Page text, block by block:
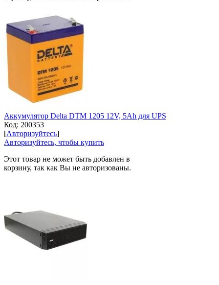
Аккумулятор Delta DTM 1205 12V, 5Ah для UPS
Код: 200353
[Авторизуйтесь]
Авторизуйтесь, чтобы купить
Этот товар не может быть добавлен в
корзину, так как Вы не авторизованы.